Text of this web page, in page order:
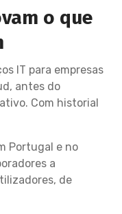
o que
IT para empresas
antes do
Com historial
Portugal e no
a
de